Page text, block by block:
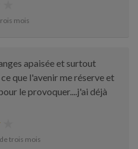
mois
apaisée et surtout
que l'avenir me réserve et
le provoquer....j'ai déjà
de trois mois